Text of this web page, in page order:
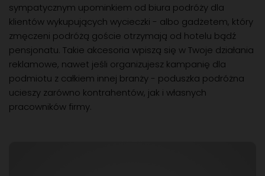
sympatycznym upominkiem od biura podróży dla
klientów wykupujących wycieczki - albo gadżetem, który
zmęczeni podróżą goście otrzymają od hotelu bądź
pensjonatu. Takie akcesoria wpiszą się w Twoje działania
reklamowe, nawet jeśli organizujesz kampanię dla
podmiotu z całkiem innej branży - poduszka podróżna
ucieszy zarówno kontrahentów, jak i własnych
pracowników firmy.